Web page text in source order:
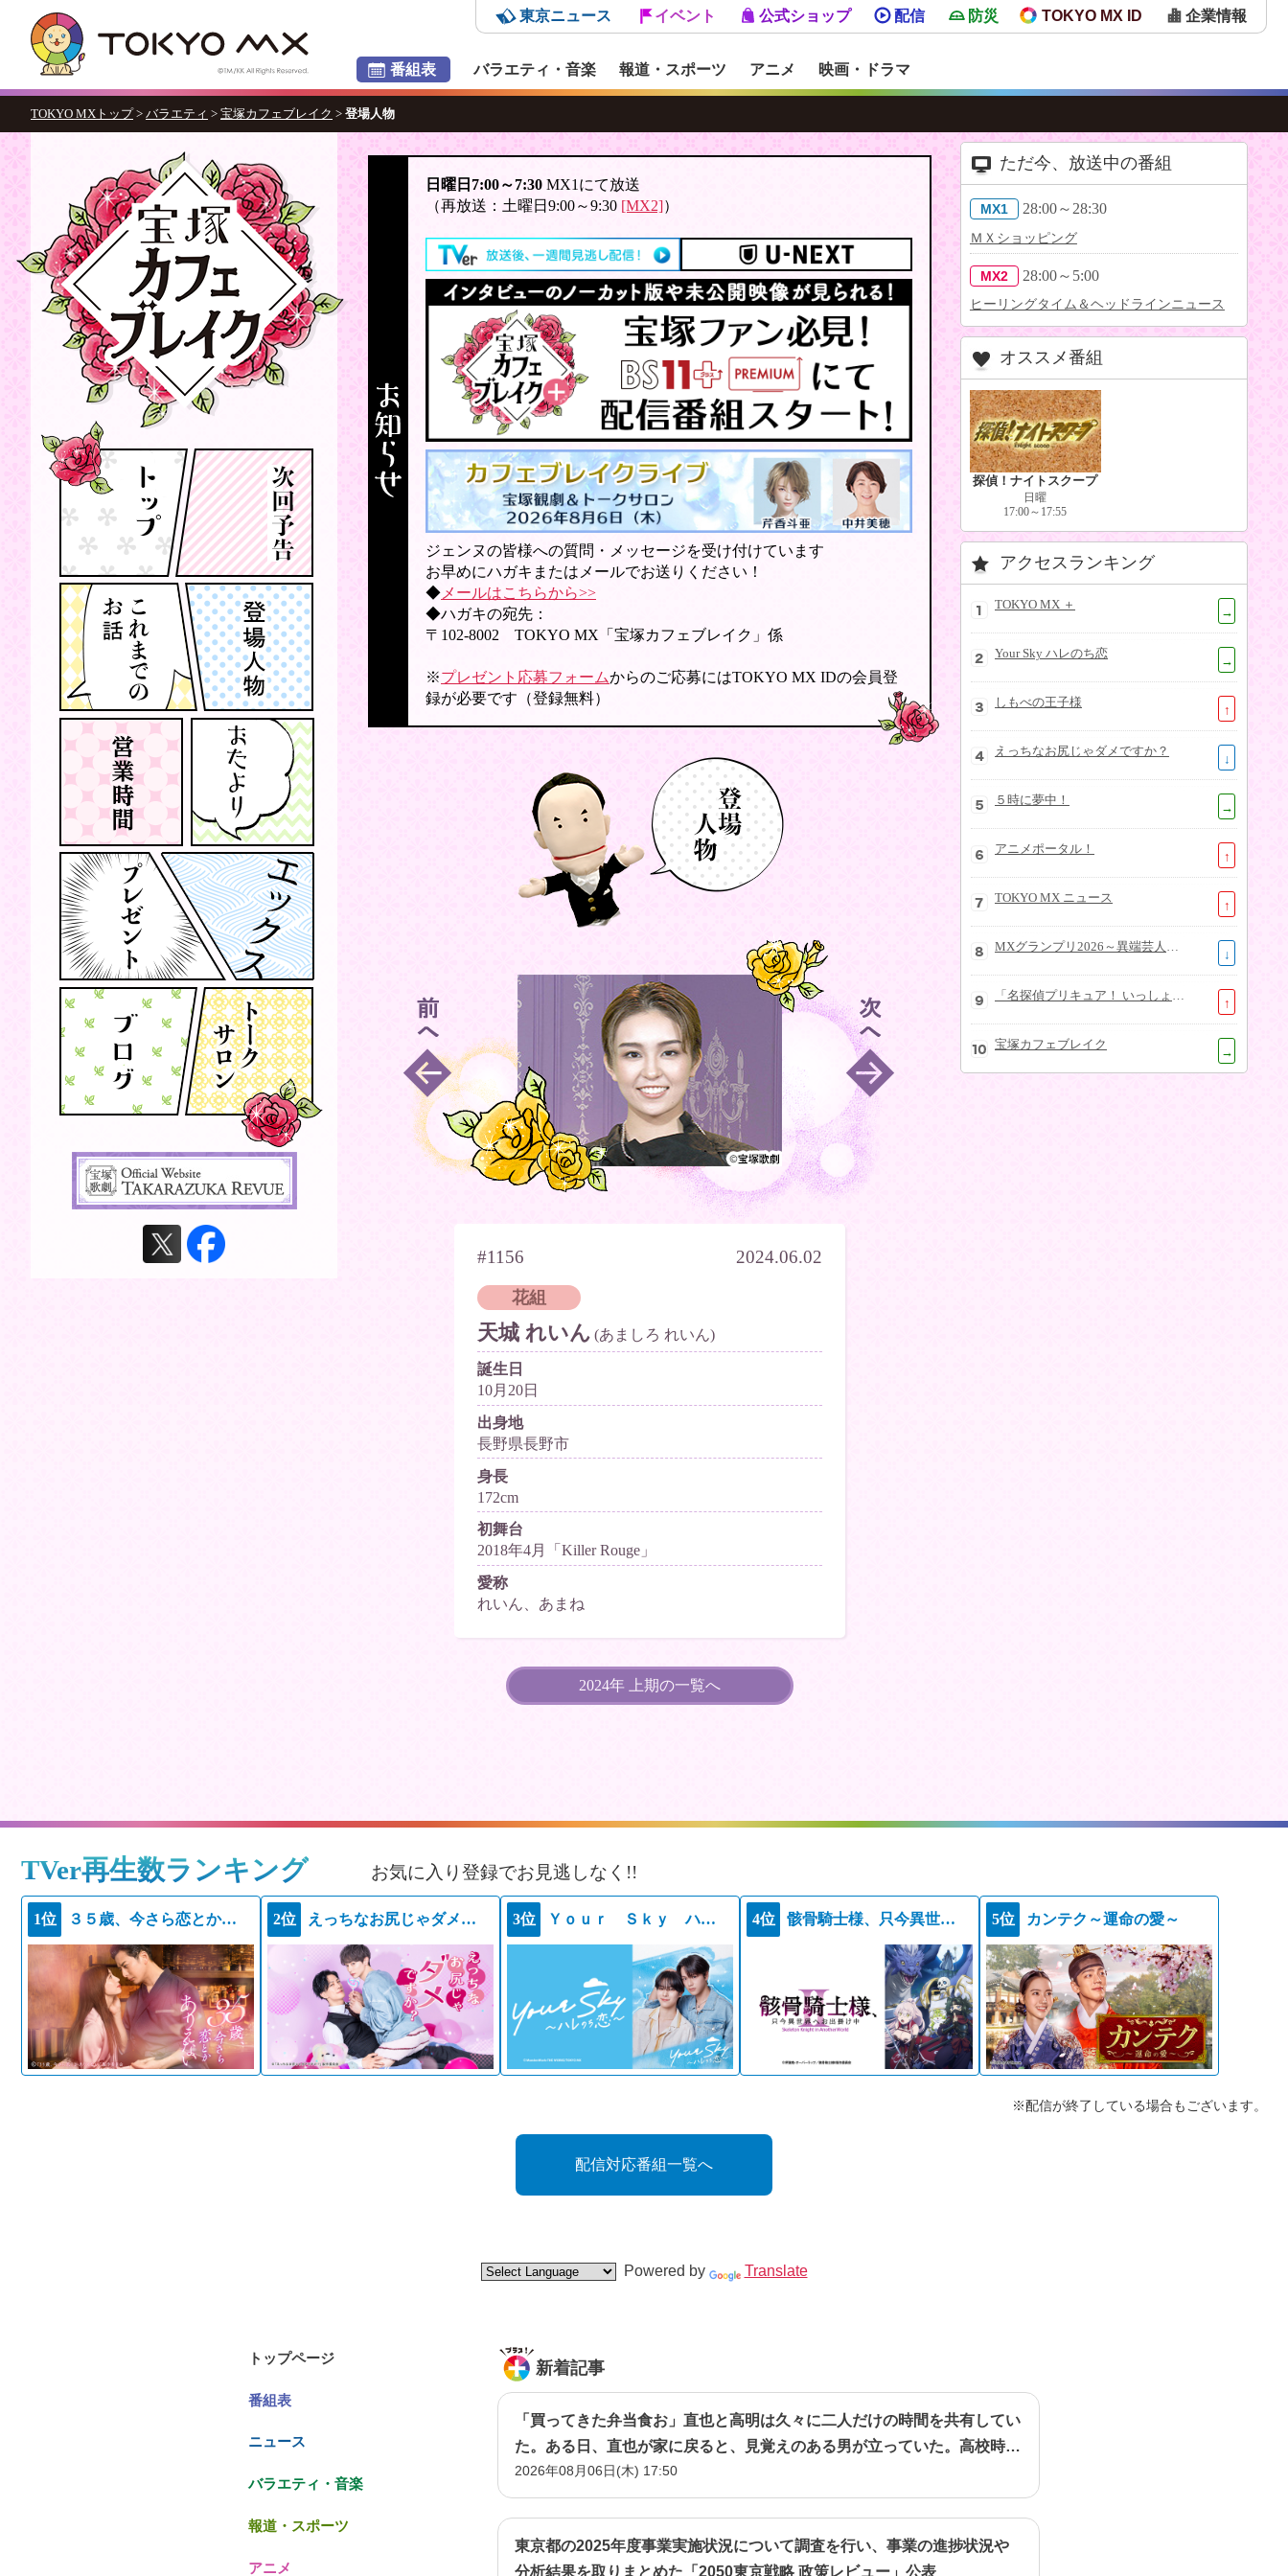
番組表 バラエティ・音楽 報道・スポーツ アニメ 映画・ドラマ
東京ニュース イベント 公式ショップ 配信 防災 TOKYO MX ID 企業情報
TOKYO MXトップ > バラエティ > 宝塚カフェブレイク > 登場人物
日曜日7:00～7:30 MX1にて放送
（再放送：土曜日9:00～9:30 [MX2]）
ジェンヌの皆様への質問・メッセージを受け付けています
お早めにハガキまたはメールでお送りください！
◆ メールはこちらから>>
◆ハガキの宛先：
〒102-8002 TOKYO MX「宝塚カフェブレイク」係
※プレゼント応募フォームからのご応募にはTOKYO MX IDの会員登
録が必要です（登録無料）
#1156 2024.06.02
花組
天城 れいん (あましろ れいん)
誕生日
10月20日
出身地
長野県長野市
身長
172cm
初舞台
2018年4月「Killer Rouge」
愛称
れいん、あまね
2024年 上期の一覧へ
ただ今、放送中の番組
MX1 28:00～28:30
ＭＸショッピング
MX2 28:00～5:00
ヒーリングタイム＆ヘッドラインニュース
オススメ番組
探偵！ナイトスクープ
日曜
17:00～17:55
アクセスランキング
TOKYO MX ＋
→
Your Sky ハレのち恋
→
しもべの王子様
↑
えっちなお尻じゃダメですか？
↓
５時に夢中！
→
アニメポータル！
↑
TOKYO MX ニュース
↑
↓
↑
宝塚カフェブレイク
→
TVer再生数ランキング お気に入り登録でお見逃しなく!!
1位 ３５歳、今さら恋とかありえない 2位 えっちなお尻じゃダメですか？ 3位 Ｙｏｕｒ Ｓｋｙ ハレのち恋 4位 骸骨騎士様、只今異世界へお出掛け中ＩＩ 5位 カンテク～運命の愛～
※配信が終了している場合もございます。
配信対応番組一覧へ
Powered by Translate
トップページ
番組表
ニュース
バラエティ・音楽
報道・スポーツ
アニメ
新着記事
「買ってきた弁当食お」直也と高明は久々に二人だけの時間を共有してい
た。ある日、直也が家に戻ると、見覚えのある男が立っていた。高校時代
に取り巻きだった男・立木だ―
2026年08月06日(木) 17:50
東京都の2025年度事業実施状況について調査を行い、事業の進捗状況や
分析結果を取りまとめた「2050東京戦略 政策レビュー」公表